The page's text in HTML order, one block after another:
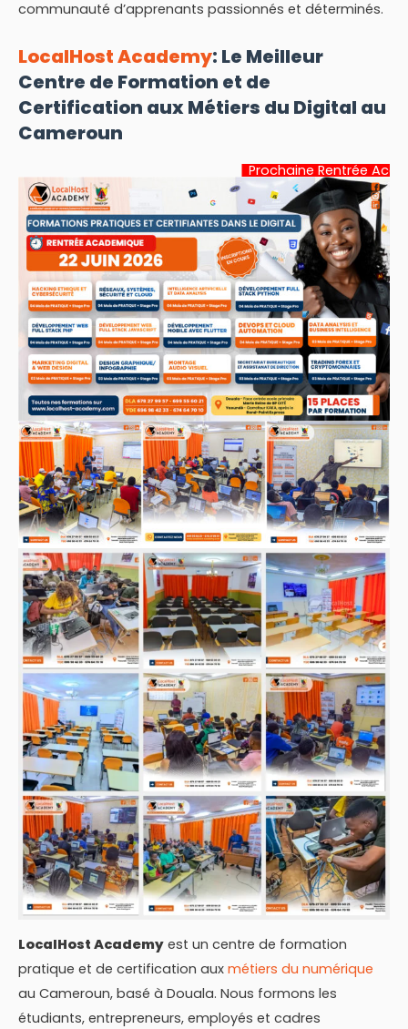
communauté d’apprenants passionnés et déterminés.
LocalHost Academy: Le Meilleur
Centre de Formation et de
Certification aux Métiers du Digital au
Cameroun
Prochaine Rentrée Académique: 22
LocalHost Academy est un centre de formation
pratique et de certification aux métiers du numérique
au Cameroun, basé à Douala. Nous formons les
étudiants, entrepreneurs, employés et cadres